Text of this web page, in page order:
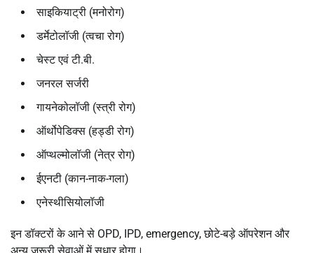
साइकियाट्री (मनोरोग)
डर्मेटोलॉजी (त्वचा रोग)
चेस्ट एवं टी.बी.
जनरल सर्जरी
गायनेकोलॉजी (स्त्री रोग)
ऑर्थोपेडिक्स (हड्डी रोग)
ऑप्थल्मोलॉजी (नेत्र रोग)
ईएनटी (कान-नाक-गला)
एनेस्थीसियोलॉजी
इन डॉक्टरों के आने से OPD, IPD, emergency, छोटे-बड़े ऑपरेशन और